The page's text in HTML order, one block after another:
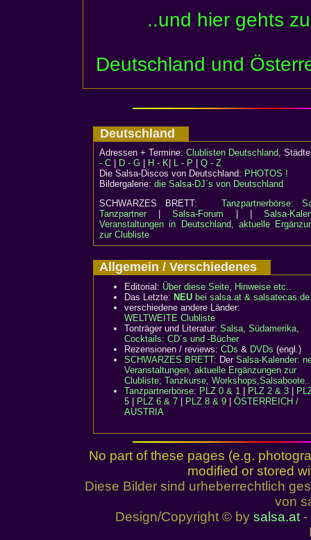
..und hier gehts
Deutschland und
Deutschland
Adressen + Termine: Clublisten Deutschland,
- C
D - G H - K L - P
Q - Z
Die Salsa-Discos von Deutschland: PHOTOS !
Bildergalerie: die Salsa-DJ´s von Deutschland
SCHWARZES BRETT:Tanzpartnerbörse:
Tanzpartner|Salsa-Forum | |Salsa-
Veranstaltungen in Deutschland, aktuelle
zur Clubliste
Allgemein / Verschiedenes
Editorial: Über diese Seite, Hinweise etc..
Das Letzte: NEU bei salsa.at & salsatecas.de
verschiedene andere Länder:
WELTWEITE Clubliste
Tonträger und Literatur: Salsa, Südamerika,
Cocktails: CD´s und -Bücher
Rezensionen / reviews: CDs & DVDs (engl.)
SCHWARZES BRETT: Der Salsa-Kalender:
Veranstaltungen, aktuelle Ergänzungen zur
Clubliste; Tanzkurse,
Tanzpartnerbörse: PLZ 0 & 1 PLZ 2 & 3
5
PLZ 6 & 7 PLZ 8 & 9
ÖSTERREICH /
AUSTRIA
No part of these pages (e.g.
modified or stored
Diese Bilder sind urheberrechtlich
von
Design/Copyright © by salsa.at-